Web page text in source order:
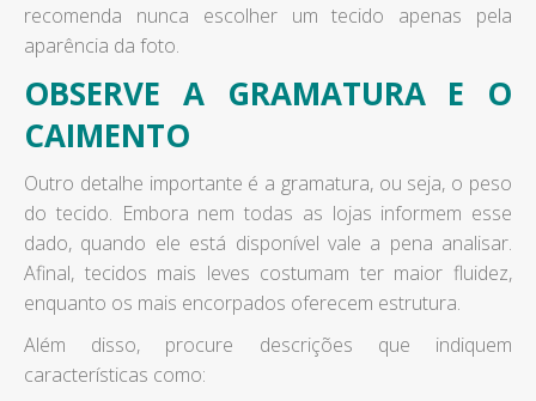
recomenda nunca escolher um tecido apenas pela
aparência da foto.
OBSERVE A GRAMATURA E O
CAIMENTO
Outro detalhe importante é a gramatura, ou seja, o peso
do tecido. Embora nem todas as lojas informem esse
dado, quando ele está disponível vale a pena analisar.
Afinal, tecidos mais leves costumam ter maior fluidez,
enquanto os mais encorpados oferecem estrutura.
Além disso, procure descrições que indiquem
características como: